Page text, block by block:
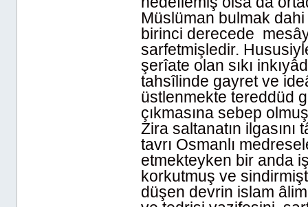
Müslüman bulmak dahi
birinci derecede
sarfetmişledir.
şerîate olan sıkı
tahsîlinde gayret ve
üstlenmekte tereddüd
çıkmasına sebep
Zira saltanatın
tavrı Osmanlı
etmekteyken bir anda
korkutmuş ve
düşen devrin islam